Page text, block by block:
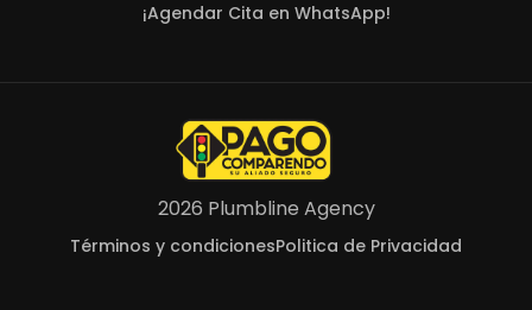
¡Agendar Cita en WhatsApp!
2026 Plumbline Agency
Términos y condicionesPolitica de Privacidad